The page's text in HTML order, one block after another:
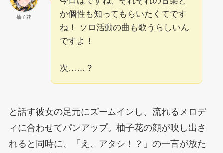
柚子花
か個性も知ってもらいたくてです
ね！ ソロ活動の曲も歌うらしいん
ですよ！
次……？
と話す彼女の足元にズームインし、流れるメロデ
ィに合わせてパンアップ。柚子花の顔が映し出さ
れると同時に、「え、アタシ！？」の一言が放た